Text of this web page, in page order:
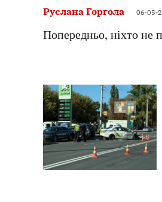
Руслана Горгола 06-05-
Попередньо, ніхто не